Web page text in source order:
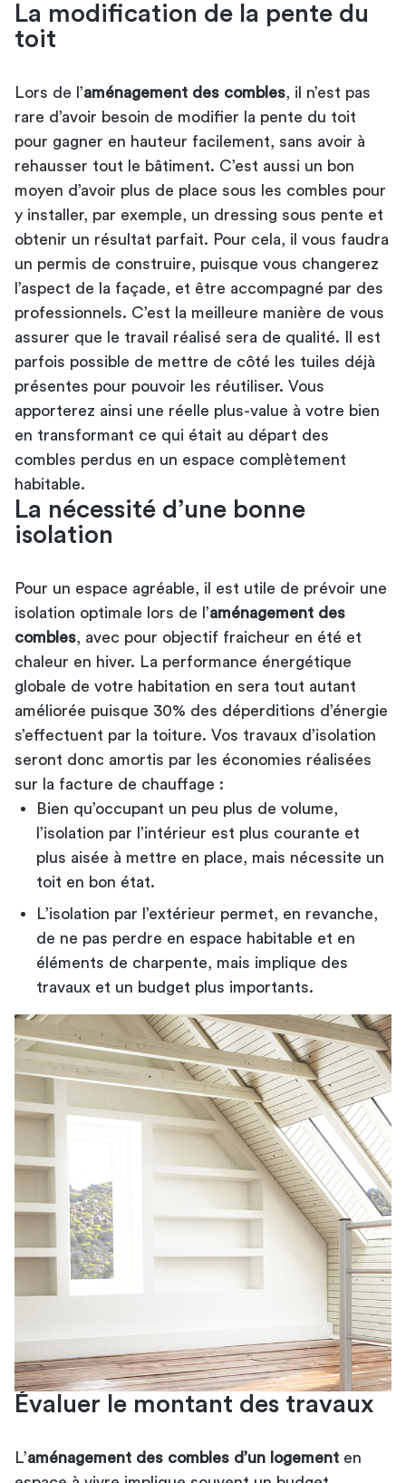
La modification de la pente du
toit
Lors de l’aménagement des combles , il n’est pas
rare d’avoir besoin de modifier la pente du toit
pour gagner en hauteur facilement, sans avoir à
rehausser tout le bâtiment. C’est aussi un bon
moyen d’avoir plus de place sous les combles pour
y installer, par exemple, un dressing sous pente et
obtenir un résultat parfait. Pour cela, il vous faudra
un permis de construire, puisque vous changerez
l’aspect de la façade, et être accompagné par des
professionnels. C’est la meilleure manière de vous
assurer que le travail réalisé sera de qualité. Il est
parfois possible de mettre de côté les tuiles déjà
présentes pour pouvoir les réutiliser. Vous
apporterez ainsi une réelle plus-value à votre bien
en transformant ce qui était au départ des
combles perdus en un espace complètement
habitable.
La nécessité d’une bonne
isolation
Pour un espace agréable, il est utile de prévoir une
isolation optimale lors de l’aménagement des
combles , avec pour objectif fraicheur en été et
chaleur en hiver. La performance énergétique
globale de votre habitation en sera tout autant
améliorée puisque 30% des déperditions d’énergie
s’effectuent par la toiture. Vos travaux d’isolation
seront donc amortis par les économies réalisées
sur la facture de chauffage :
Bien qu’occupant un peu plus de volume,
l’isolation par l’intérieur est plus courante et
plus aisée à mettre en place, mais nécessite un
toit en bon état.
L’isolation par l’extérieur permet, en revanche,
de ne pas perdre en espace habitable et en
éléments de charpente, mais implique des
travaux et un budget plus importants.
Évaluer le montant des travaux
L’aménagement des combles d’un logement en